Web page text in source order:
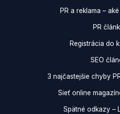
PR a reklama –
PR
Registrácia do
SEO
3 najčastejšie chyby
Sieť online
Spätné odkazy –